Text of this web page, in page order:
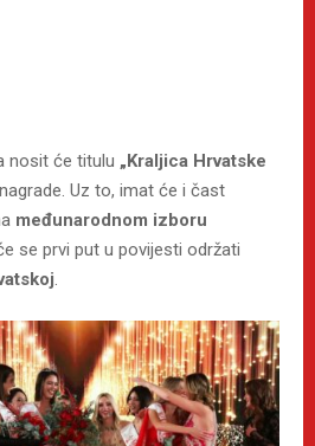
nosit će titulu „Kraljica Hrvatske
Uz to, imat će i čast
međunarodnom izboru
se prvi put u povijesti održati
.